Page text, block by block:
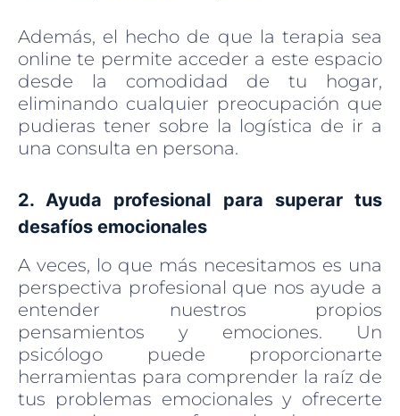
Además, el hecho de que la terapia sea
online te permite acceder a este espacio
desde la comodidad de tu hogar,
eliminando cualquier preocupación que
pudieras tener sobre la logística de ir a
una consulta en persona.
2. Ayuda profesional para superar tus
desafíos emocionales
A veces, lo que más necesitamos es una
perspectiva profesional que nos ayude a
entender nuestros propios
pensamientos y emociones. Un
psicólogo puede proporcionarte
herramientas para comprender la raíz de
tus problemas emocionales y ofrecerte